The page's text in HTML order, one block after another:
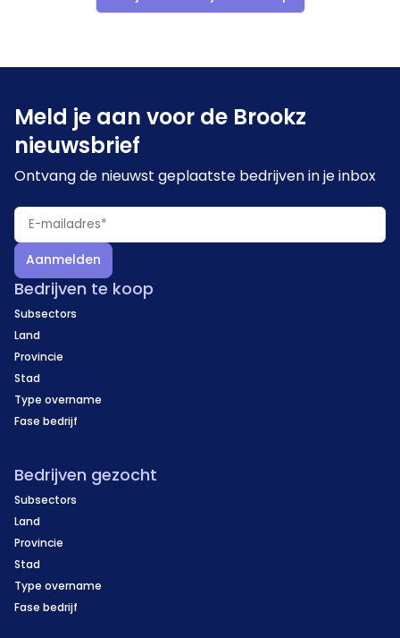
Meld je aan voor de Brookz
nieuwsbrief
Ontvang de nieuwst geplaatste bedrijven in je inbox
Aanmelden
Bedrijven te koop
Subsectors
Land
Provincie
Stad
Type overname
Fase bedrijf
Bedrijven gezocht
Subsectors
Land
Provincie
Stad
Type overname
Fase bedrijf